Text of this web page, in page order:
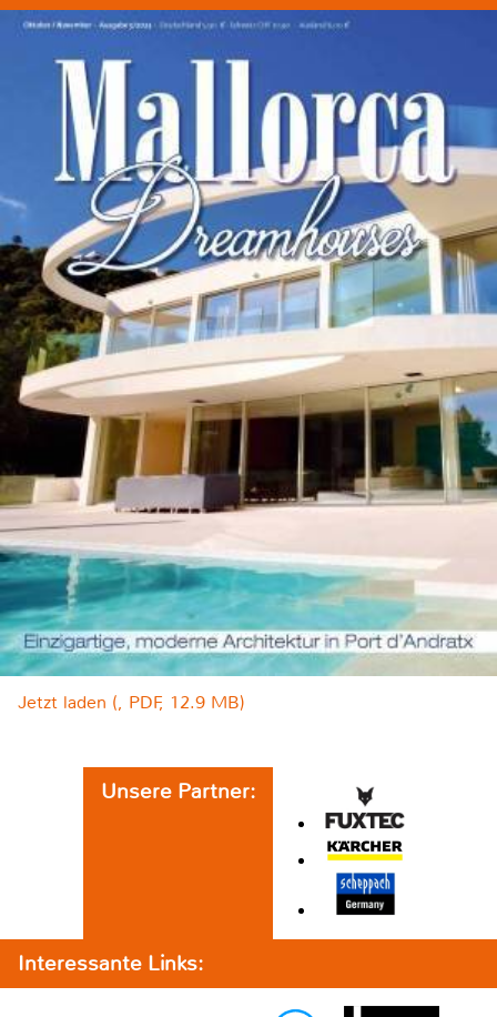
Jetzt laden (, PDF, 12.9 MB)
Unsere Partner:
Interessante Links: